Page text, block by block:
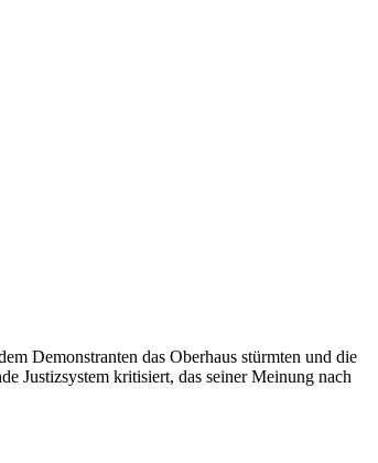
Demonstranten das Oberhaus stürmten und die
Justizsystem kritisiert, das seiner Meinung nach